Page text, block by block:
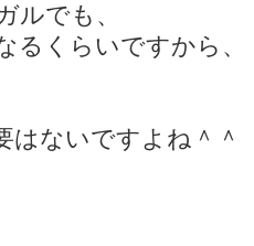
ルでも、
るくらいですから、
はないですよね＾＾